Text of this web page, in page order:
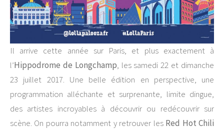
Il arrive cette année sur Paris, et plus exactement à
l’Hippodrome de Longchamp, les samedi 22 et dimanche
23 juillet 2017. Une belle édition en perspective, une
programmation alléchante et surprenante, limite dingue,
des artistes incroyables à découvrir ou redécouvrir sur
scène. On pourra notamment y retrouver les Red Hot Chili